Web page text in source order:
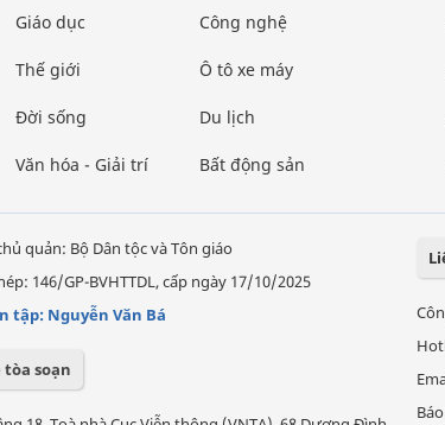
Giáo dục
Thế giới
Đời sống
Văn hóa - Giải trí
Công nghệ
Ô tô xe máy
Du lịch
Bất động sản
quản: Bộ Dân tộc và Tôn giáo
146/GP-BVHTTDL, cấp ngày 17/10/2025
tập: Nguyễn Văn Bá
tòa soạn